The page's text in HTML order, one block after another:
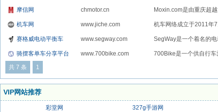
摩信网 chmotor.cn Moxin.com是由重庆超
机车网 www.jiche.com 机车网络成立于2011年
赛格威电动平衡车 www.segway.com SegWay是一个着名的
骑摆客单车分享平台 www.700bike.com
700Bike是一个供自行
共 7 条
1
VIP网站推荐
彩堂网
327g手游网